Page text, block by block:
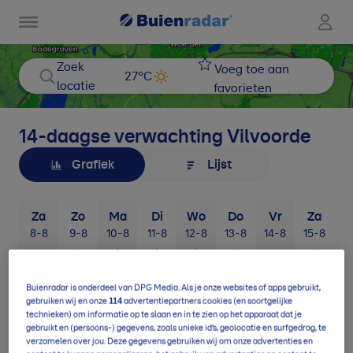
Zoek
locatie
27°C
Voeg toe aan
favorieten
14-daagse verwachting Vilvoorde
Grafiek Lijst
Za
8-8
Zo
9-8
Ma
10-8
Di
11-8
Wo
12-8
Do
13-8
Vr
14-8
Za
15-8
Buienradar is onderdeel van DPG Media. Als je onze websites of apps gebruikt,
gebruiken wij en onze114advertentiepartners cookies (en soortgelijke
technieken) om informatie op te slaan en in te zien op het apparaat dat je
gebruikt en (persoons-) gegevens, zoals unieke id’s, geolocatie en surfgedrag, te
verzamelen over jou. Deze gegevens gebruiken wij om onze advertenties en